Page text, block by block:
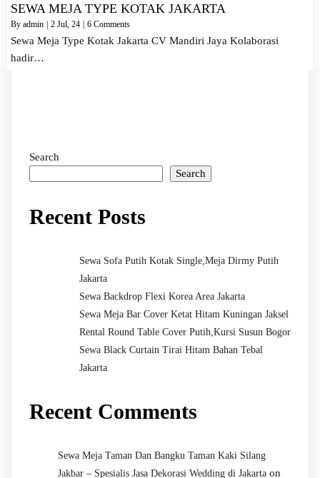
SEWA MEJA TYPE KOTAK JAKARTA
By admin 2 Jul, 24 6 Comments
Sewa Meja Type Kotak Jakarta CV Mandiri Jaya Kolaborasi
hadir…
Search
Search
Recent Posts
Sewa Sofa Putih Kotak Single,Meja Dirmy Putih
Jakarta
Sewa Backdrop Flexi Korea Area Jakarta
Sewa Meja Bar Cover Ketat Hitam Kuningan Jaksel
Rental Round Table Cover Putih,Kursi Susun Bogor
Sewa Black Curtain Tirai Hitam Bahan Tebal
Jakarta
Recent Comments
Sewa Meja Taman Dan Bangku Taman Kaki Silang
Jakbar – Spesialis Jasa Dekorasi Wedding di Jakarta on